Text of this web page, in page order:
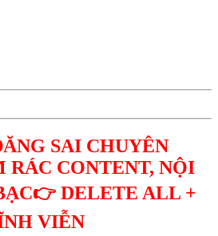
SAI CHUYÊN
RÁC CONTENT, NỘI
DELETE ALL +
VIỄN